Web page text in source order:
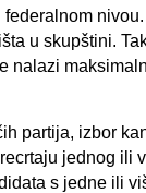
u skupštini.
nalazi
partija, izbor
jednog ili
s jedne ili